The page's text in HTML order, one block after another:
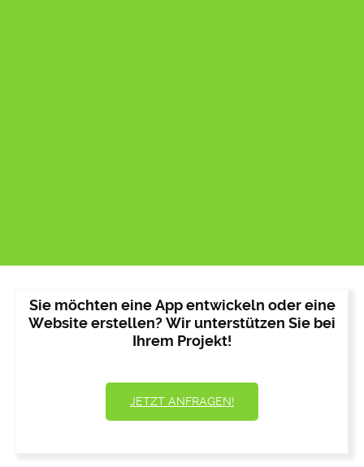
Sie möchten eine App entwickeln oder eine
Website erstellen? Wir unterstützen Sie bei
Ihrem Projekt!
JETZT ANFRAGEN!